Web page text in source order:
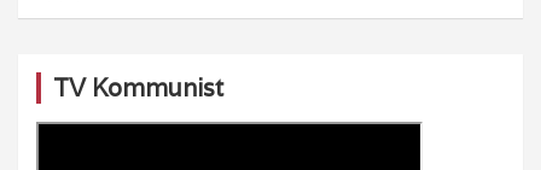
TV Kommunist